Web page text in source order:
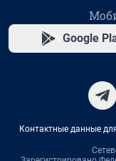
Google
Контактные данные